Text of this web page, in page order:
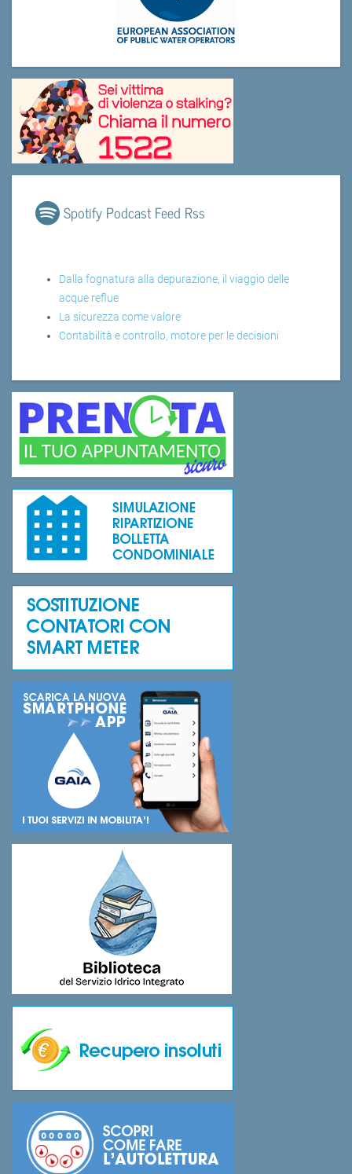
Spotify Podcast Feed Rss
Dalla fognatura alla depurazione, il viaggio delle
acque reflue
La sicurezza come valore
Contabilità e controllo, motore per le decisioni